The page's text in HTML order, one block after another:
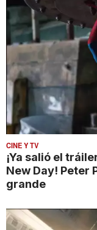
CINE Y TV
¡Ya salió el
New Day! Peter
grande